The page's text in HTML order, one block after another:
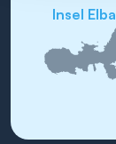
Insel Elba